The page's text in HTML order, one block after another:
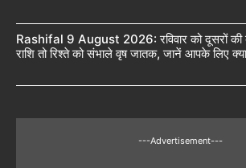
Rashifal 9 August 2026: रविवार को दूसरों की
राशि तो रिश्ते को संभाले वृष जातक, जानें आपके लिए क्या
---Advertisement---